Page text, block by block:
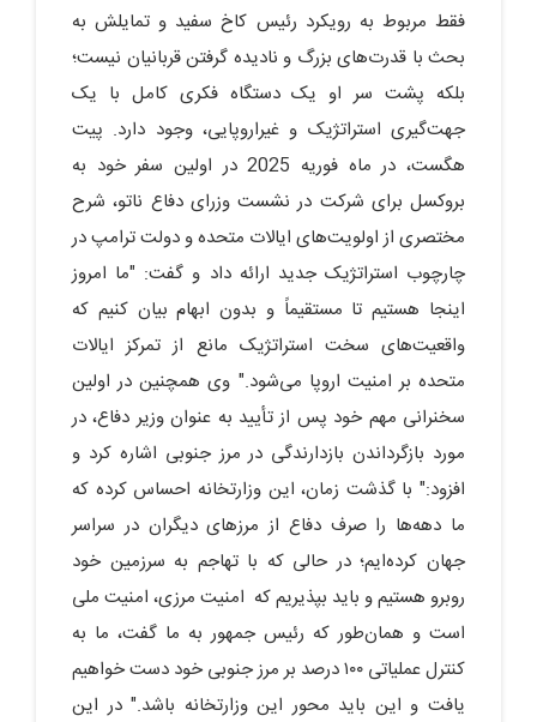
فقط مربوط به رویکرد رئیس کاخ سفید و تمایلش به
بحث با قدرت‌های بزرگ و نادیده گرفتن قربانیان نیست؛
بلکه پشت سر او یک دستگاه فکری کامل با یک
جهت‌گیری استراتژیک و غیراروپایی، وجود دارد. پیت
هگست، در ماه فوریه 2025 در اولین سفر خود به
بروکسل برای شرکت در نشست وزرای دفاع ناتو، شرح
مختصری از اولویت‌های ایالات متحده و دولت ترامپ در
چارچوب استراتژیک جدید ارائه داد و گفت: "ما امروز
اینجا هستیم تا مستقیماً و بدون ابهام بیان کنیم که
واقعیت‌های سخت استراتژیک مانع از تمرکز ایالات
متحده بر امنیت اروپا می‌شود." وی همچنین در اولین
سخنرانی مهم خود پس از تأیید به عنوان وزیر دفاع، در
مورد بازگرداندن بازدارندگی در مرز جنوبی اشاره کرد و
افزود:" با گذشت زمان، این وزارتخانه احساس کرده که
ما دهه‌ها را صرف دفاع از مرزهای دیگران در سراسر
جهان کرده‌ایم؛ در حالی که با تهاجم به سرزمین خود
روبرو هستیم و باید بپذیریم که امنیت مرزی، امنیت ملی
است و همان‌طور که رئیس جمهور به ما گفت، ما به
کنترل عملیاتی ۱۰۰ درصد بر مرز جنوبی خود دست خواهیم
یافت و این باید محور این وزارتخانه باشد." در این